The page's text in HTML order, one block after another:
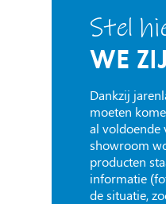
Stel
WE
Dankzij
moeten
al voldoende
showroom
producten
informatie
de situatie,